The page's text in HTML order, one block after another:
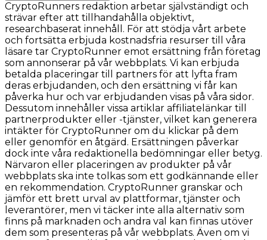
CryptoRunners redaktion arbetar självständigt och
strävar efter att tillhandahålla objektivt,
researchbaserat innehåll. För att stödja vårt arbete
och fortsätta erbjuda kostnadsfria resurser till våra
läsare tar CryptoRunner emot ersättning från företag
som annonserar på vår webbplats. Vi kan erbjuda
betalda placeringar till partners för att lyfta fram
deras erbjudanden, och den ersättning vi får kan
påverka hur och var erbjudanden visas på våra sidor.
Dessutom innehåller vissa artiklar affiliatelänkar till
partnerprodukter eller -tjänster, vilket kan generera
intäkter för CryptoRunner om du klickar på dem
eller genomför en åtgärd. Ersättningen påverkar
dock inte våra redaktionella bedömningar eller betyg.
Närvaron eller placeringen av produkter på vår
webbplats ska inte tolkas som ett godkännande eller
en rekommendation. CryptoRunner granskar och
jämför ett brett urval av plattformar, tjänster och
leverantörer, men vi täcker inte alla alternativ som
finns på marknaden och andra val kan finnas utöver
dem som presenteras på vår webbplats. Även om vi